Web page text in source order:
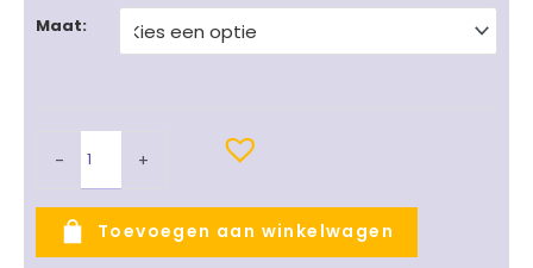
Maat:
-
Little
-
libelle
&
+
Toevoegen aan winkelwagen